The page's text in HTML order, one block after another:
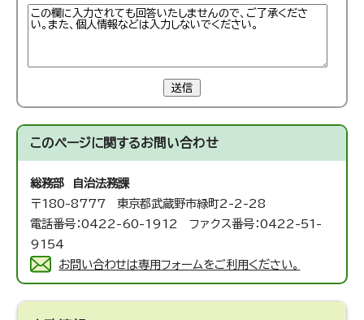
送信
このページに関するお問い合わせ
総務部 自治法務課
〒180-8777 東京都武蔵野市緑町2-2-28
電話番号：0422-60-1912 ファクス番号：0422-51-
9154
お問い合わせは専用フォームをご利用ください。